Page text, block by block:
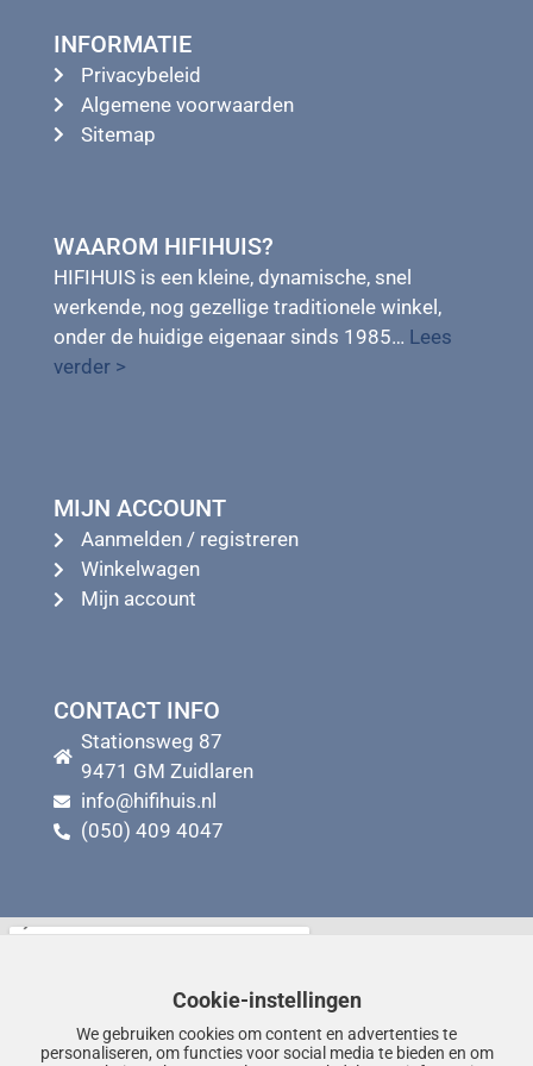
INFORMATIE
Privacybeleid
Algemene voorwaarden
Sitemap
WAAROM HIFIHUIS?
HIFIHUIS is een kleine, dynamische, snel
werkende, nog gezellige traditionele winkel,
onder de huidige eigenaar sinds 1985… Lees
verder >
MIJN ACCOUNT
Aanmelden / registreren
Winkelwagen
Mijn account
CONTACT INFO
Stationsweg 87
9471 GM Zuidlaren
info@hifihuis.nl
(050) 409 4047
Cookie-instellingen
We gebruiken cookies om content en advertenties te
personaliseren, om functies voor social media te bieden en om